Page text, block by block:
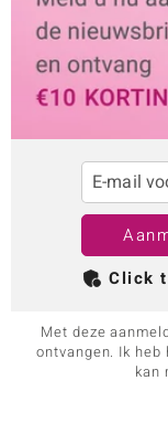
E-mail
Click
Met deze
ontvangen. Ik heb
kan